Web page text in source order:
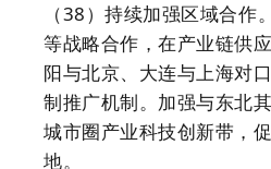
（38）持续加强区域合
等战略合作，在产业链供
阳与北京、大连与上海对
制推广机制。加强与东北
城市圈产业科技创新带，
地。